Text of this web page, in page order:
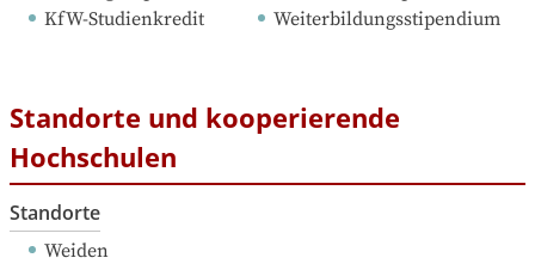
KfW-Studienkredit
Weiterbildungsstipendium
Standorte und kooperierende
Hochschulen
Standorte
Weiden